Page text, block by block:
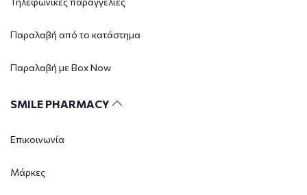
Παραλαβή από το κατάστημα
Παραλαβή με Box Now
SMILE PHARMACY
Επικοινωνία
Μάρκες